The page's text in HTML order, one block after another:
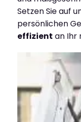
Setzen Sie auf
persönlichen
effizient an Ihr